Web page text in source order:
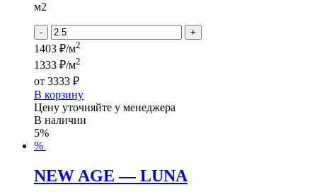
м2
- +
1403 ₽/м2
1333 ₽/м2
от 3333 ₽
В корзину
Цену уточняйте у менеджера
В наличии
5%
%
NEW AGE — LUNA